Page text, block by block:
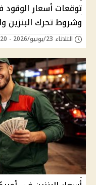
توقعات أسعار الوقود
وشروط تحرك البنزين
الثلاثاء 23/يونيو/2026 - 04:20 م